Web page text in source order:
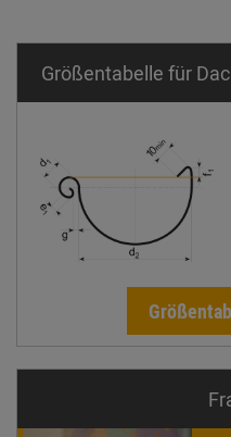
Größentabelle für